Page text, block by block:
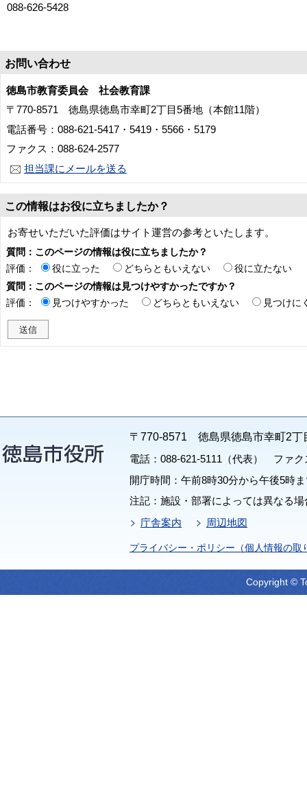
088-626-5428
お問い合わせ
徳島市教育委員会 社会教育課
〒770-8571 徳島県徳島市幸町2丁目5番地（本館11階）
電話番号：088-621-5417・5419・5566・5179
ファクス：088-624-2577
担当課にメールを送る
この情報はお役に立ちましたか？
お寄せいただいた評価はサイト運営の参考といたします。
質問：このページの情報は役に立ちましたか？
評価：
役に立った どちらともいえない
役に立たない
質問：このページの情報は見つけやすかったですか？
評価：
見つけやすかった どちらともいえない 見つけに
〒770-8571 徳島県徳島市幸町2丁
電話：088-621-5111（代表） ファク
開庁時間：午前8時30分から午後5時
注記：施設・部署によっては異なる
庁舎案内
周辺地図
プライバシー・ポリシー（個人情報の取
Copyright ©